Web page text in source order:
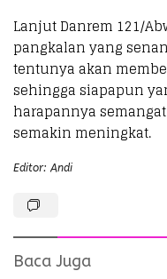
Lanjut Danrem 121/
pangkalan yang
tentunya akan
sehingga siapapun
harapannya
semakin meningkat.
Editor: Andi
Baca Juga